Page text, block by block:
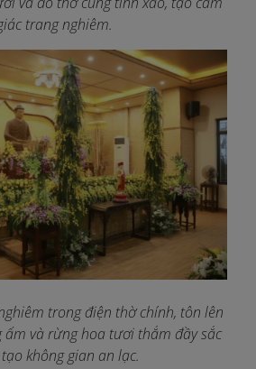
trang nghiêm.
trong điện thờ chính, tôn lên
ấm và rừng hoa tươi thắm đầy sắc
không gian an lạc.